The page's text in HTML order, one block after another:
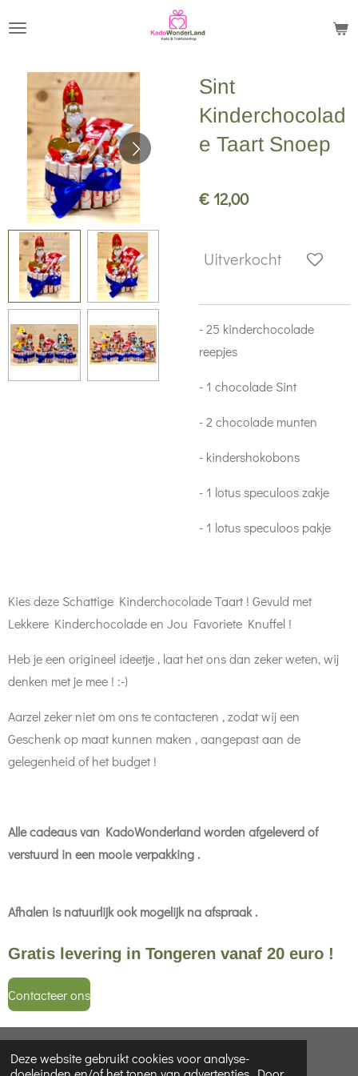
Deze website gebruikt cookies voor analyse-
hoofdinhoud
Sint
Kinderchocolad
e Taart Snoep
€ 12,00
Uitverkocht
- 25 kinderchocolade
reepjes
- 1 chocolade Sint
- 2 chocolade munten
- kindershokobons
- 1 lotus speculoos zakje
- 1 lotus speculoos pakje
Kies deze Schattige Kinderchocolade Taart ! Gevuld met
Lekkere Kinderchocolade en Jou Favoriete Knuffel !
Heb je een origineel ideetje , laat het ons dan zeker weten, wij
denken met je mee ! :-)
Aarzel zeker niet om ons te contacteren , zodat wij een
Geschenk op maat kunnen maken , aangepast aan de
gelegenheid of het budget !
Alle cadeaus van KadoWonderland worden afgeleverd of
verstuurd in een mooie verpakking .
Afhalen is natuurlijk ook mogelijk na afspraak .
Gratis levering in Tongeren vanaf 20 euro !
Contacteer ons
© 2022 - 2026 KadoWonderLand